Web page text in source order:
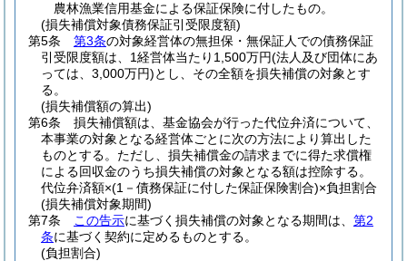
農林漁業信用基金による保証保険に付したもの。
(損失補償対象債務保証引受限度額)
第5条
第3条の対象経営体の無担保・無保証人での債務保証
引受限度額は、1経営体当たり1,500万円(法人及び団体にあ
っては、3,000万円)とし、その全額を損失補償の対象とす
る。
(損失補償額の算出)
第6条
損失補償額は、基金協会が行った代位弁済について、
本事業の対象となる経営体ごとに次の方法により算出した
ものとする。 ただし、損失補償金の請求までに得た求償権
による回収金のうち損失補償の対象となる額は控除する。
代位弁済額×(1－債務保証に付した保証保険割合)×負担割合
(損失補償対象期間)
第7条
この告示に基づく損失補償の対象となる期間は、 第2
条に基づく契約に定めるものとする。
(負担割合)